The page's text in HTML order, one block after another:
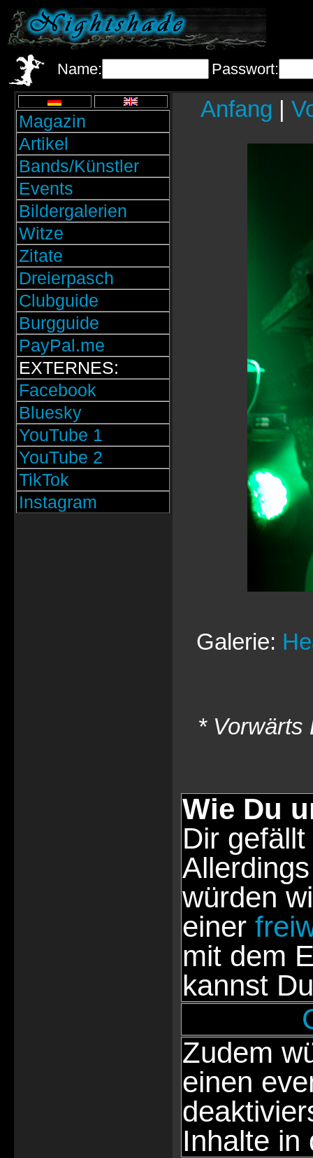
Name: Passwort:
Magazin
Artikel
Bands/Künstler
Events
Bildergalerien
Witze
Zitate
Dreierpasch
Clubguide
Burgguide
PayPal.me
EXTERNES:
Facebook
Bluesky
YouTube 1
YouTube 2
TikTok
Instagram
Anfang |
Galerie:
* Vorwärts
Wie Du
Dir
würden
einer
mit dem
kannst
Zudem
einen
Inhalte in